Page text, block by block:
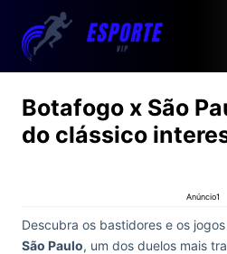
Botafogo x São
do clássico
Anúncio1
Descubra os bastidores e os
São Paulo, um dos duelos mais